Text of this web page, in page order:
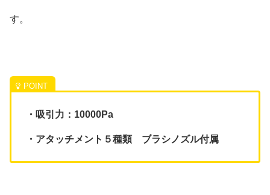
す。
・吸引力：10000Pa
・アタッチメント５種類 ブラシノズル付属